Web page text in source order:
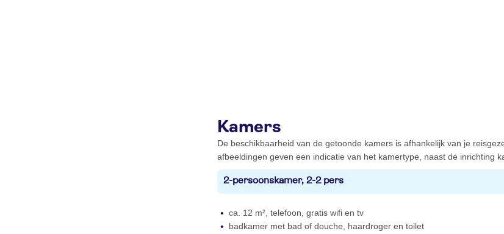
Kamers
De beschikbaarheid van de getoonde kamers is afhankelijk van je
afbeeldingen geven een indicatie van het kamertype, naast de inrichting
2-persoonskamer, 2-2 pers
ca. 12 m², telefoon, gratis wifi en tv
badkamer met bad of douche, haardroger en toilet